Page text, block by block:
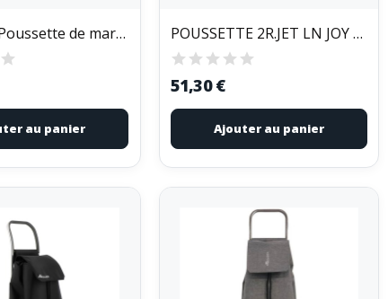
ROLSER - Poussette de marché 2 roues Jet in Joy...
au panier
POUSSETTE 2R.JET LN JOY BLEU
51,30 €
Ajouter au panier